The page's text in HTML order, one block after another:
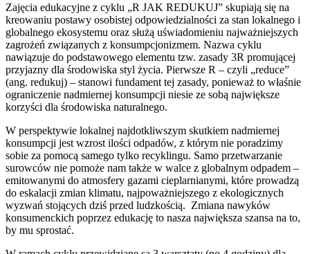
Zajęcia edukacyjne z cyklu „R JAK REDUKUJ” skupiają się na
kreowaniu postawy osobistej odpowiedzialności za stan lokalnego i
globalnego ekosystemu oraz służą uświadomieniu najważniejszych
zagrożeń związanych z konsumpcjonizmem. Nazwa cyklu
nawiązuje do podstawowego elementu tzw. zasady 3R promującej
przyjazny dla środowiska styl życia. Pierwsze R – czyli „reduce”
(ang. redukuj) – stanowi fundament tej zasady, ponieważ to właśnie
ograniczenie nadmiernej konsumpcji niesie ze sobą największe
korzyści dla środowiska naturalnego.
W perspektywie lokalnej najdotkliwszym skutkiem nadmiernej
konsumpcji jest wzrost ilości odpadów, z którym nie poradzimy
sobie za pomocą samego tylko recyklingu. Samo przetwarzanie
surowców nie pomoże nam także w walce z globalnym odpadem –
emitowanymi do atmosfery gazami cieplarnianymi, które prowadzą
do eskalacji zmian klimatu, najpoważniejszego z ekologicznych
wyzwań stojących dziś przed ludzkością. Zmiana nawyków
konsumenckich poprzez edukację to nasza największa szansa na to,
by mu sprostać.